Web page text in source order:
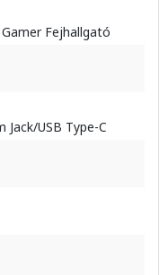
Fejhallgató
USB Type-C